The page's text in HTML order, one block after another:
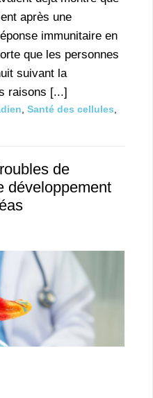
après une
immunitaire en
que les personnes
suivant la
raisons [...]
Santé des cellules
de
développement